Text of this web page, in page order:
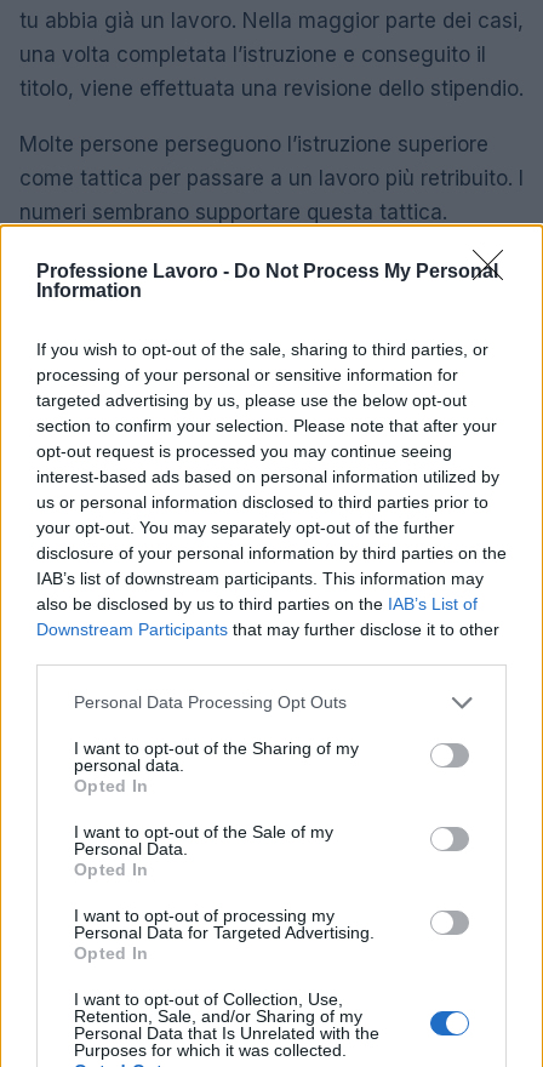
Professione Lavoro - Do Not Process My Personal
Information
If you wish to opt-out of the sale, sharing to third parties, or
processing of your personal or sensitive information for
targeted advertising by us, please use the below opt-out
section to confirm your selection. Please note that after your
opt-out request is processed you may continue seeing
interest-based ads based on personal information utilized by
us or personal information disclosed to third parties prior to
your opt-out. You may separately opt-out of the further
disclosure of your personal information by third parties on the
IAB’s list of downstream participants. This information may
also be disclosed by us to third parties on the IAB’s List of
Downstream Participants that may further disclose it to other
Please note that this website/app uses one or more Google
not limited to your visit or usage behaviour. You may click to
grant or deny consent to Google and its third-party tags to
use your data for below specified purposes in below Google
consent section.
Personal Data Processing Opt Outs
I want to opt-out of the Sharing of my
personal data.
Opted In
I want to opt-out of the Sale of my
Personal Data.
Opted In
I want to opt-out of processing my
Personal Data for Targeted Advertising.
Opted In
I want to opt-out of Collection, Use,
Retention, Sale, and/or Sharing of my
Personal Data that Is Unrelated with the
Purposes for which it was collected.
tu abbia già un lavoro. Nella maggior parte dei casi,
una volta completata l’istruzione e conseguito il
titolo, viene effettuata una revisione dello stipendio.
Molte persone perseguono l’istruzione superiore
come tattica per passare a un lavoro più retribuito. I
numeri sembrano supportare questa tattica.
cambio di lavoro è di circa il 10% in più rispetto al
La decisione dipende davvero dalla tua situazione
e dalla tua esperienza tra molti altri fattori.
Mettendo da parte tutte le variabili, se puoi
permetterti i costi dell’istruzione superiore, il ritorno
sull’investimento ne vale sicuramente la pena.
Dovresti essere in grado di recuperare i costi in
circa un anno circa.
Confronto salariale per sesso
pagato di più: uomini o donne? I dipendenti di sesso
maschile in Messico guadagnano in media il 14% in
più rispetto alle loro controparti femminili in tutti i
settori.
Maschio 35.500 MXN
Femmina
L’aumento e la diminuzione percentuali sono relativi al